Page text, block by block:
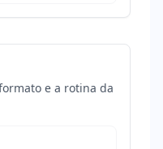
e a rotina da